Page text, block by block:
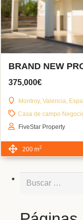
BRAND NEW
375,000€
Montroy, Valencia,
Casa de campo
FiveStar Property
200 m2
Buscar: